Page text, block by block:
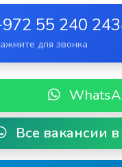
55 240
для звонка
Все вакансии